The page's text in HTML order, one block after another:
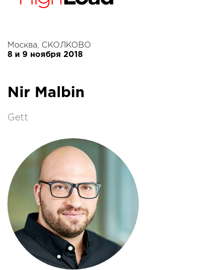
Москва, СКОЛКОВО
8 и 9 ноября 2018
Nir Malbin
Gett